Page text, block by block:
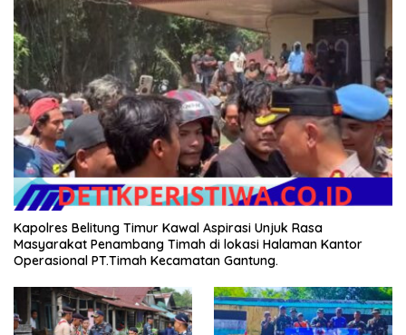
Kapolres Belitung Timur Kawal Aspirasi Unjuk Rasa
Masyarakat Penambang Timah di lokasi Halaman Kantor
Operasional PT.Timah Kecamatan Gantung.